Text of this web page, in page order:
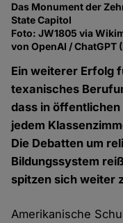
Das Monument der
State Capitol
Foto: JW1805 via
von OpenAI / ChatGPT
Ein weiterer Erfolg
texanisches
dass in öffentlichen
jedem
Die Debatten um
Bildungssystem
spitzen sich weiter
Amerikanische